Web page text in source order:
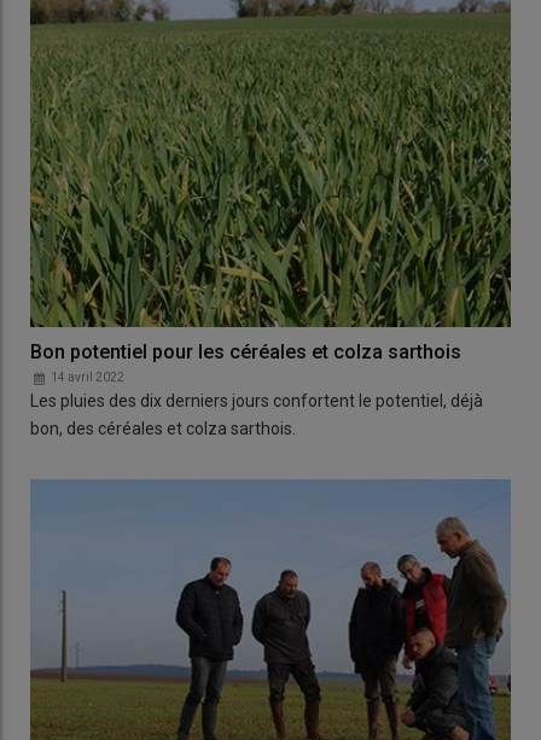
Bon potentiel pour les céréales et colza sarthois
14 avril 2022
Les pluies des dix derniers jours confortent le potentiel, déjà
bon, des céréales et colza sarthois.